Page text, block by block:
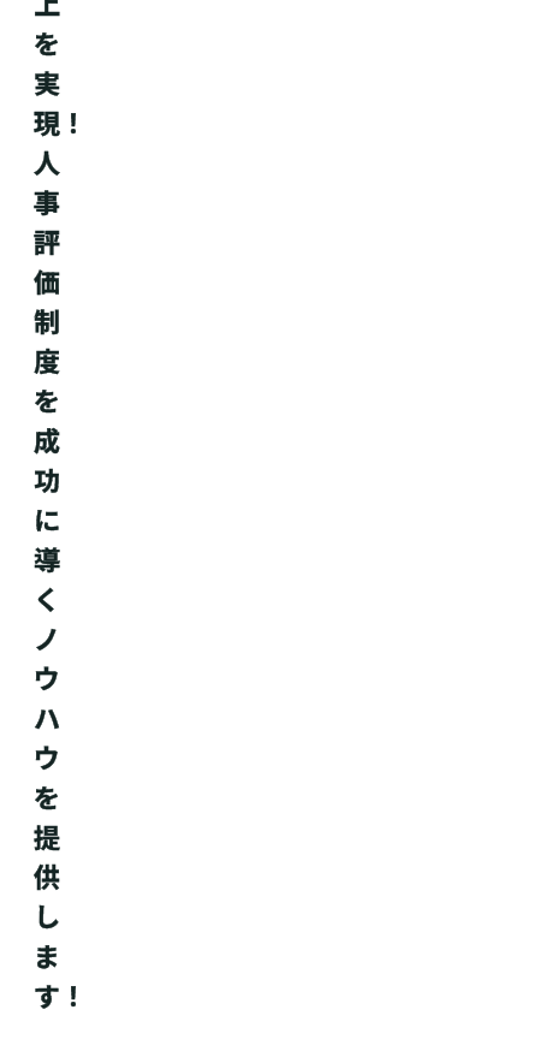
を
実
現！
人
事
評
価
制
度
を
成
功
に
導
く
ノ
ウ
ハ
ウ
を
提
供
し
ま
す！